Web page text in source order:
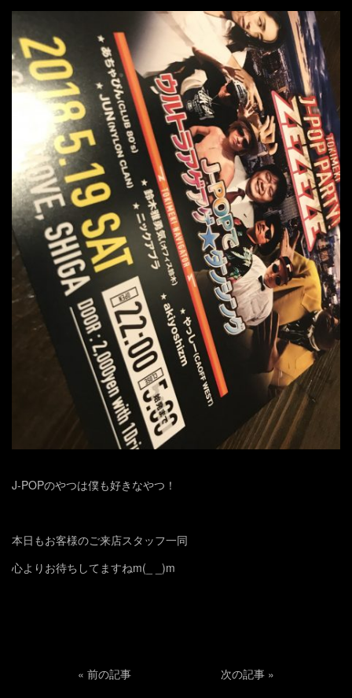
J-POPのやつは僕も好きなやつ！
本日もお客様のご来店スタッフ一同
心よりお待ちしてますねm(_ _)m
« 前の記事 次の記事 »